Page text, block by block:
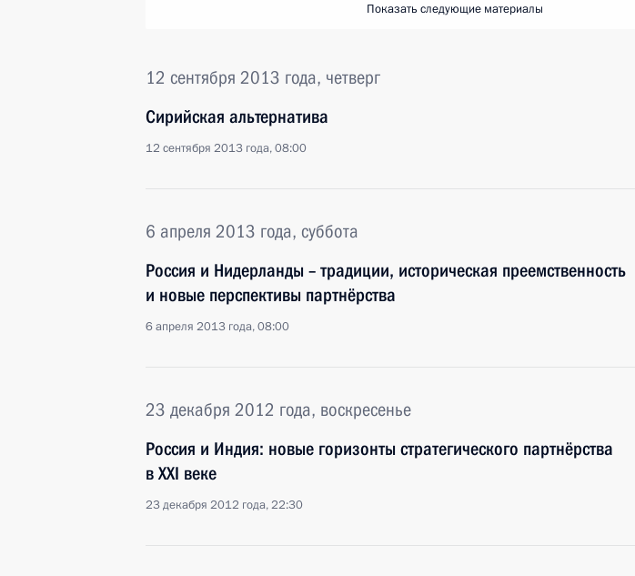
Показать следующие материалы
12 сентября 2013 года, четверг
Сирийская альтернатива
12 сентября 2013 года, 08:00
6 апреля 2013 года, суббота
Россия и Нидерланды – традиции, историческая преемственность
и новые перспективы партнёрства
6 апреля 2013 года, 08:00
23 декабря 2012 года, воскресенье
Россия и Индия: новые горизонты стратегического партнёрства
в XXI веке
23 декабря 2012 года, 22:30